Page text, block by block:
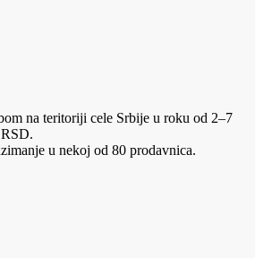
na teritoriji cele Srbije u roku od 2–7
u nekoj od 80 prodavnica.